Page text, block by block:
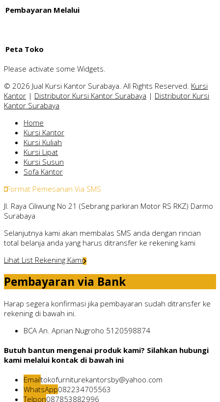
Pembayaran Melalui
Peta Toko
Please activate some Widgets.
© 2026 Jual Kursi Kantor Surabaya. All Rights Reserved. Kursi
Kantor | Distributor Kursi Kantor Surabaya | Distributor Kursi
Kantor Surabaya
Home
Kursi Kantor
Kursi Kuliah
Kursi Lipat
Kursi Susun
Sofa Kantor
Format Pemesanan Via SMS
Jl. Raya Ciliwung No 21 (Sebrang parkiran Motor RS RKZ) Darmo
Surabaya
Selanjutnya kami akan membalas SMS anda dengan rincian
total belanja anda yang harus ditransfer ke rekening kami
Lihat List Rekening Kami
Pembayaran via Bank
Harap segera konfirmasi jika pembayaran sudah ditransfer ke
rekening di bawah ini.
BCA An. Aprian Nugroho 5120598874
Butuh bantun mengenai produk kami? Silahkan hubungi
kami melalui kontak di bawah ini
Emailtokofurniturekantorsby@yahoo.com
WhatsApp082234705563
Telpon087853882996